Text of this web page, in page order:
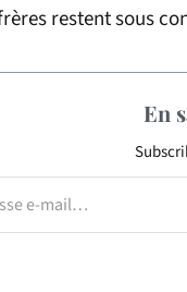
restent sous
En